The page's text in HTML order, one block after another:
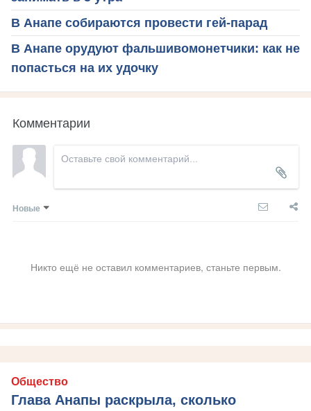
В Анапе собираются провести гей-парад
В Анапе орудуют фальшивомонетчики: как не
попасться на их удочку
Комментарии
Новые
Никто ещё не оставил комментариев, станьте первым.
Общество
Глава Анапы раскрыла, сколько